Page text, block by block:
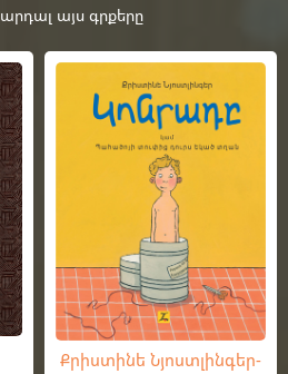
այս գրքերը
Քրիստինե Նյոստլինգեր-